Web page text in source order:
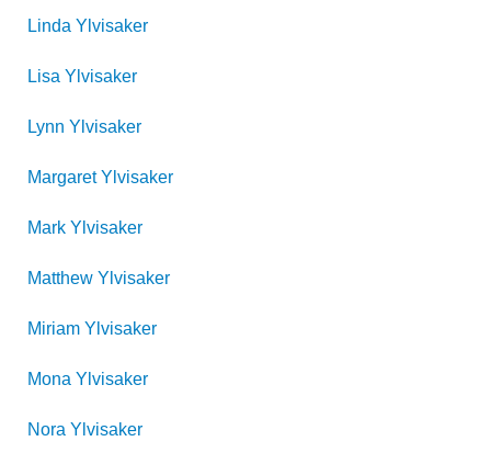
Linda Ylvisaker
Lisa Ylvisaker
Lynn Ylvisaker
Margaret Ylvisaker
Mark Ylvisaker
Matthew Ylvisaker
Miriam Ylvisaker
Mona Ylvisaker
Nora Ylvisaker